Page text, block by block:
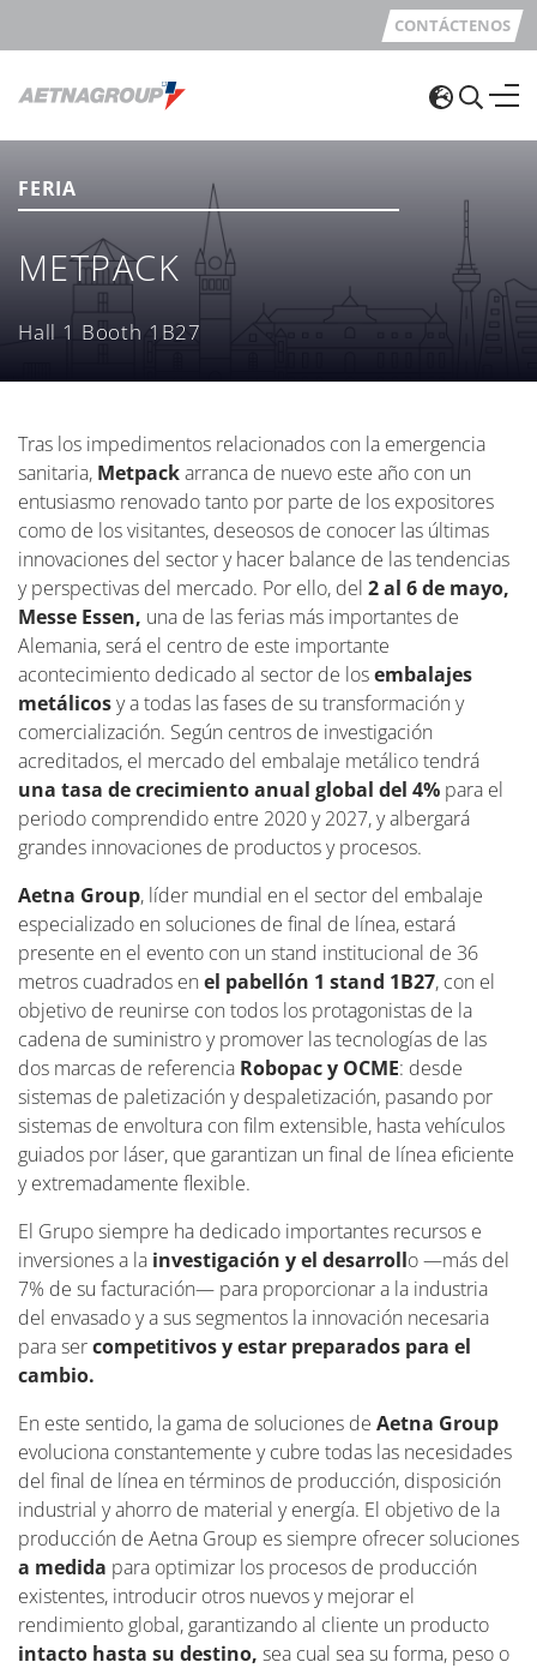
CONTÁCTENOS
FERIA
METPACK
Hall 1 Booth 1B27
Tras los impedimentos relacionados con la emergencia
sanitaria, Metpackarranca de nuevo este año con un
entusiasmo renovado tanto por parte de los expositores
como de los visitantes, deseosos de conocer las últimas
innovaciones del sector y hacer balance de las tendencias
y perspectivas del mercado. Por ello, del 2 al 6 de mayo,
Messe Essen, una de las ferias más importantes de
Alemania, será el centro de este importante
acontecimiento dedicado al sector de losembalajes
metálicosy a todas las fases de su transformación y
comercialización. Según centros de investigación
acreditados, el mercado del embalaje metálico tendrá
una tasa de crecimiento anual global del 4% para el
periodo comprendido entre 2020 y 2027, y albergará
grandes innovaciones de productos y procesos.
Aetna Group, líder mundial en el sector del embalaje
especializado en soluciones de final de línea, estará
presente en el evento con un stand institucional de 36
metros cuadrados en el pabellón 1 stand 1B27, con el
objetivo de reunirse con todos los protagonistas de la
cadena de suministro y promover las tecnologías de las
dos marcas de referencia Robopac y OCME: desde
sistemas de paletización y despaletización, pasando por
sistemas de envoltura con film extensible, hasta vehículos
guiados por láser, que garantizan un final de línea eficiente
y extremadamente flexible.
El Grupo siempre ha dedicado importantes recursos e
inversiones a la investigación y el desarrollo —más del
7% de su facturación— para proporcionar a la industria
del envasado y a sus segmentos la innovación necesaria
para sercompetitivos y estar preparados para el
cambio.
En este sentido, la gama de soluciones de Aetna Group
evoluciona constantemente y cubre todas las necesidades
del final de línea en términos de producción, disposición
industrial y ahorro de material y energía. El objetivo de la
producción de Aetna Group es siempre ofrecer soluciones
a medida para optimizar los procesos de producción
existentes, introducir otros nuevos y mejorar el
rendimiento global, garantizando al cliente un producto
intacto hasta su destino, sea cual sea su forma, peso o